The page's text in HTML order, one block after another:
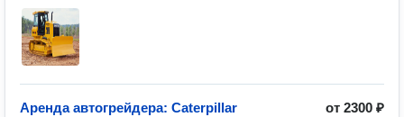
от 2300 ₽
Аренда автогрейдера: Caterpillar